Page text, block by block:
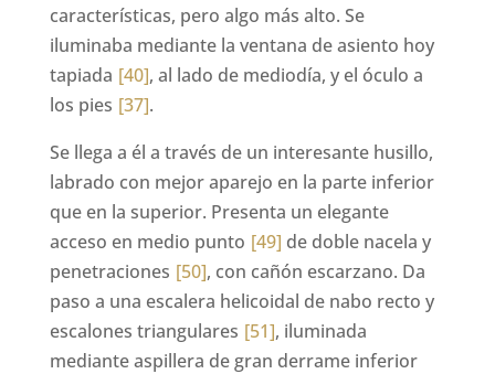
características, pero algo más alto. Se
iluminaba mediante la ventana de asiento hoy
tapiada [40], al lado de mediodía, y el óculo a
los pies [37].
Se llega a él a través de un interesante husillo,
labrado con mejor aparejo en la parte inferior
que en la superior. Presenta un elegante
acceso en medio punto [49] de doble nacela y
penetraciones [50], con cañón escarzano. Da
paso a una escalera helicoidal de nabo recto y
escalones triangulares [51], iluminada
mediante aspillera de gran derrame inferior